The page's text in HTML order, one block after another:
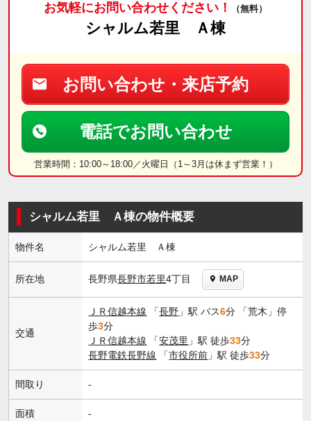
お気軽にお問い合わせください！ （無料）
シャルム若里 Ａ棟
お問い合わせ・来店予約
電話でお問い合わせ
営業時間：10:00～18:00／火曜日（1～3月は休まず営業！）
シャルム若里 Ａ棟の物件概要
物件名 シャルム若里 Ａ棟
所在地 長野県長野市若里4丁目 MAP
交通
ＪＲ信越本線 「長野 」駅 バス6分 「荒木」停
歩3分
ＪＲ信越本線 「安茂里 」駅 徒歩33分
長野電鉄長野線 「市役所前 」駅 徒歩33分
間取り -
面積 -